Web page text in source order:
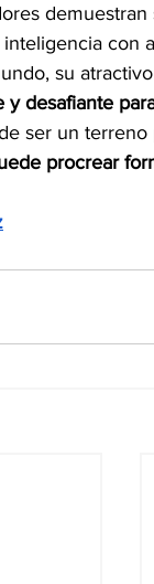
demuestran
con
su
y desafiante
ser un
procrear